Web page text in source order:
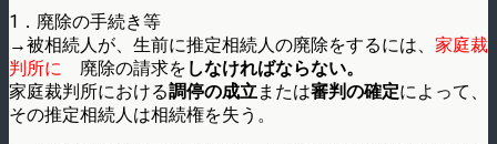
1．廃除の手続き等
→被相続人が、生前に推定相続人の廃除をするには、 家庭裁
判所に 廃除の請求を しなければならない。
家庭裁判所における調停の成立または審判の確定によって、
その推定相続人は相続権を失う。